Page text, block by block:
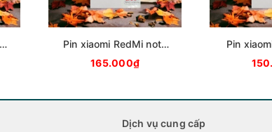
Pin xiaomi RedMi note
9/Redmi 10X 5g dlc
BM54
165.000₫
Pin
Dịch vụ cung cấp